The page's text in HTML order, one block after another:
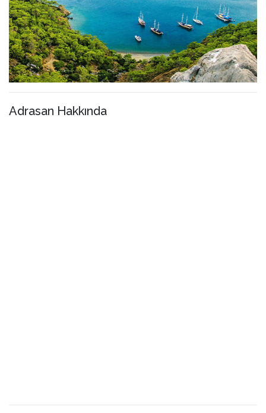
Adrasan Hakkında